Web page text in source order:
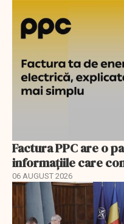
Factura PPC are o
informațiile care
06 AUGUST 2026